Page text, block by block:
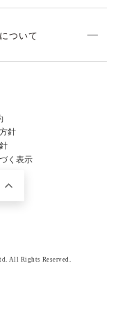
ついて
針
く表示
All Rights Reserved.